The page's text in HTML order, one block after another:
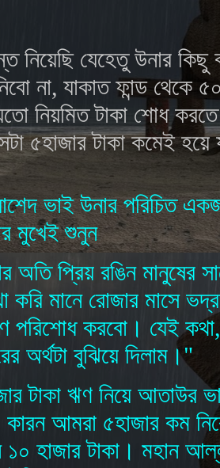
নিয়েছি যেহেতু উনার
না, যাকাত ফান্ড থেকে
নিয়মিত টাকা শোধ
৫হাজার টাকা কমেই হয়ে
ভাই উনার পরিচিত
মুখেই শুনুন
অতি প্রিয় রঙিন মানুষের
করি মানে রোজার মাসে
পরিশোধ করবো। যেই কথা
অর্থটা বুঝিয়ে দিলাম।"
টাকা ঋণ নিয়ে
কারন আমরা ৫হাজার কম
১০ হাজার টাকা। মহান